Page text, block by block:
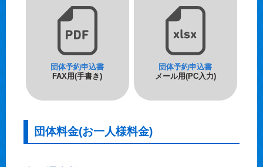
団体予約申込書
FAX用(手書き)
団体予約申込書
メール用(PC入力)
団体料金(お一人様料金)